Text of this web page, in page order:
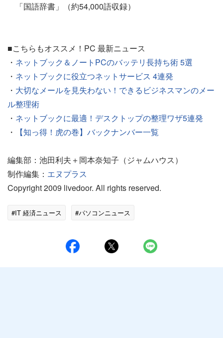
「国語辞書」（約54,000語収録）
■こちらもオススメ！PC 最新ニュース
・ ネットブック＆ノートPCのバッテリ長持ち術 5選
・ ネットブックに役立つネットサービス 4連発
・ 大切なメールを見失わない！できるビジネスマンのメー
ル整理術
・ ネットブックに最適！デスクトップの整理ワザ5連発
・
【知っ得！虎の巻】バックナンバー一覧
編集部：池田利夫＋岡本奈知子（ジャムハウス）
制作編集： エヌプラス
Copyright 2009 livedoor. All rights reserved.
#IT 経済ニュース #パソコンニュース